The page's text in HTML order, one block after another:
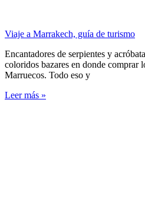
Viaje a Marrakech, guía de turismo
Encantadores de serpientes y
coloridos bazares en donde comprar
Marruecos. Todo eso y
Leer más »